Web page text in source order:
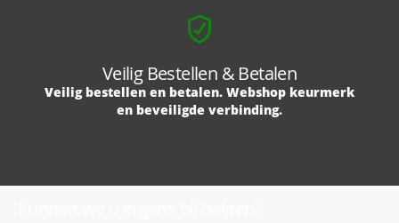
Veilig Bestellen & Betalen
Veilig bestellen en betalen. Webshop keurmerk
en beveiligde verbinding.